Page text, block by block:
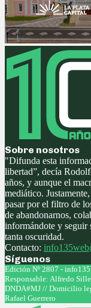
Sobre nosotros
"Difunda esta
libertad”, decía
años, y aunque el
mediático.
pasar por el filtro de
de abandonarnos,
informándote y seguir
tanta oscuridad.
Contacto:
Síguenos
Facebook
Twitter
Instagram
Youtube
Edición Nº 2807 -
Responsable: Alfredo
DNDA#MJ // Domicilio
Rafael Guerrero